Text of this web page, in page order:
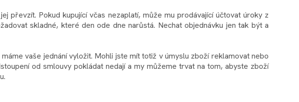
převzít. Pokud kupující včas nezaplatí, může mu prodávající účtovat úroky z
skladné, které den ode dne narůstá. Nechat objednávku jen tak být a
vaše jednání vyložit. Mohli jste mít totiž v úmyslu zboží reklamovat nebo
od smlouvy pokládat nedají a my můžeme trvat na tom, abyste zboží